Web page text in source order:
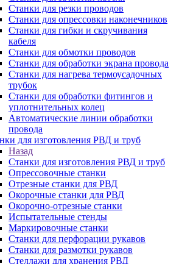
Станки для резки проводов
Станки для опрессовки наконечников
Станки для гибки и скручивания
кабеля
Станки для обмотки проводов
Станки для обработки экрана провода
Станки для нагрева термоусадочных
трубок
Станки для обработки фитингов и
уплотнительных колец
Автоматические линии обработки
провода
для изготовления РВД и труб
Назад
Станки для изготовления РВД и труб
Опрессовочные станки
Отрезные станки для РВД
Окорочные станки для РВД
Окорочно-отрезные станки
Испытательные стенды
Маркировочные станки
Станки для перфорации рукавов
Станки для размотки рукавов
Стеллажи для хранения РВД